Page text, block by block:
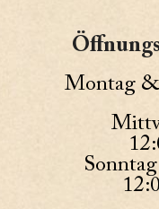
Montag &